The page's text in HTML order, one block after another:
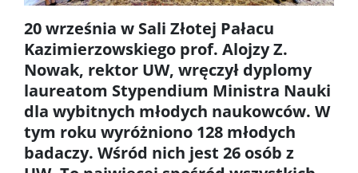
Koła naukowe
Oprogramowanie
STUDENT STUDENTOWI
Doktoranci
20 września w Sali Złotej Pałacu
Kazimierzowskiego prof. Alojzy Z.
Nowak, rektor UW, wręczył dyplomy
laureatom Stypendium Ministra Nauki
dla wybitnych młodych naukowców. W
tym roku wyróżniono 128 młodych
badaczy. Wśród nich jest 26 osób z